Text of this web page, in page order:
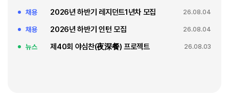
채용 2026년 하반기 레지던트1년차 모집 26.08.04
채용 2026년 하반기 인턴 모집 26.08.04
뉴스 제40회 야심찬(夜深餐) 프로젝트 26.08.03